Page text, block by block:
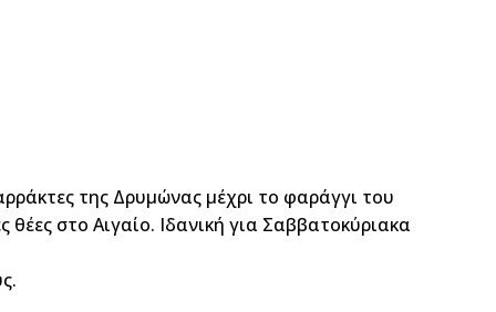
της Δρυμώνας μέχρι το φαράγγι του
στο Αιγαίο. Ιδανική για Σαββατοκύριακα